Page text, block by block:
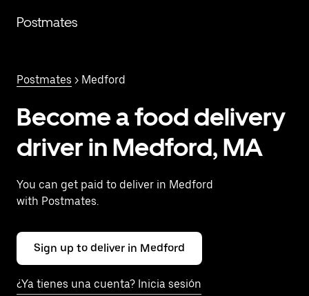
contenido
Postmates
Postmates > Medford
Become a food delivery
driver in Medford, MA
You can get paid to deliver in Medford
with Postmates.
Sign up to deliver in Medford
¿Ya tienes una cuenta? Inicia sesión